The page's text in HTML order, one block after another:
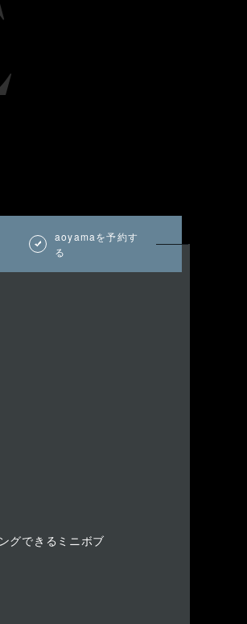
aoyamaを予約す
る
グできるミニボブ